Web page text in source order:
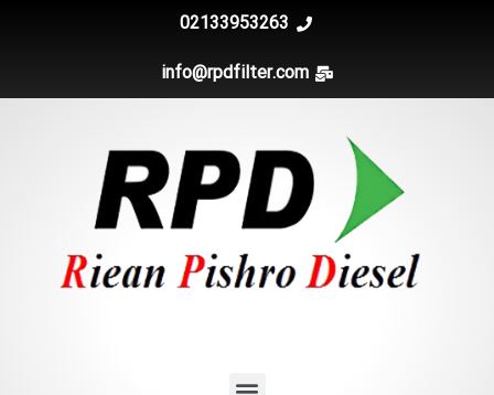
02133953263
info@rpdfilter.com